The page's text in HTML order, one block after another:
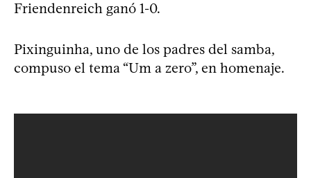
Friendenreich ganó 1-0.
Pixinguinha, uno de los padres del samba,
compuso el tema “Um a zero”, en homenaje.